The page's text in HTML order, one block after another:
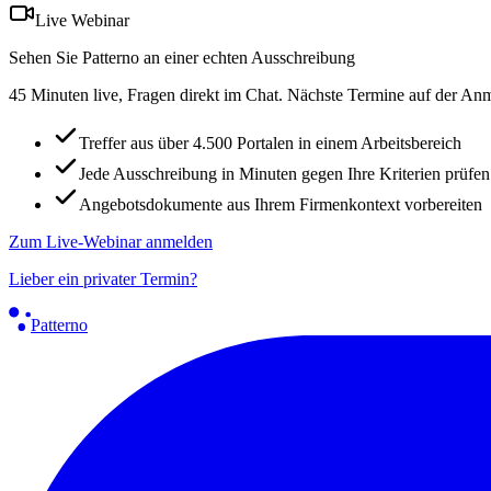
Live Webinar
Sehen Sie Patterno an einer echten Ausschreibung
45 Minuten live, Fragen direkt im Chat. Nächste Termine auf der
Treffer aus über 4.500 Portalen in einem Arbeitsbereich
Jede Ausschreibung in Minuten gegen Ihre Kriterien prüfen
Angebotsdokumente aus Ihrem Firmenkontext vorbereiten
Zum Live-Webinar anmelden
Lieber ein privater Termin?
Patterno